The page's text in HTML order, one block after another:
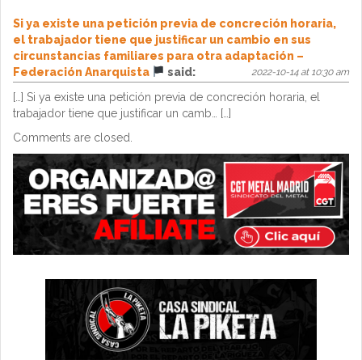
Si ya existe una petición previa de concreción horaria,
el trabajador tiene que justificar un cambio en sus
circunstancias familiares para otra adaptación –
Federación Anarquista
said: 2022-10-14 at 10:30 am
[…] Si ya existe una petición previa de concreción horaria, el
trabajador tiene que justificar un camb… […]
Comments are closed.